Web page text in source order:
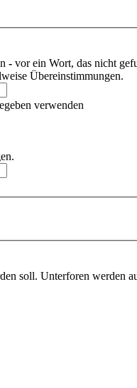
- vor ein Wort, das nicht
Übereinstimmungen.
verwenden
soll. Unterforen